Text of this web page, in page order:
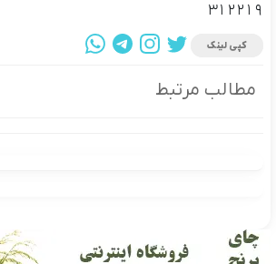
۳۱۲۲۱۹
کپی لینک
مطالب مرتبط